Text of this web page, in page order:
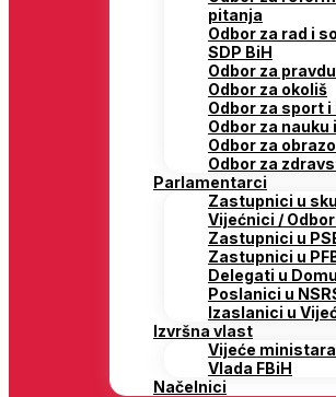
pitanja
Odbor za rad i
SDP BiH
Odbor za
Odbor za okoliš
Odbor za sport
Odbor za
Odbor za
Odbor za
Parlamentarci
Zastupnici u
Vijećnici /
Zastupnici u
Zastupnici u
Delegati u
Poslanici u
Izaslanici u
Izvršna vlast
Vijeće ministara
Vlada FBiH
Načelnici